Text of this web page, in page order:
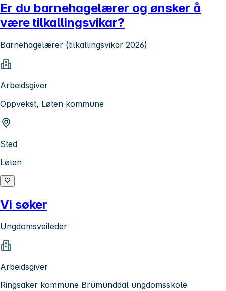
Er du barnehagelærer og ønsker å
være tilkallingsvikar?
Barnehagelærer (tilkallingsvikar 2026)
Arbeidsgiver
Oppvekst, Løten kommune
Sted
Løten
Vi søker
Ungdomsveileder
Arbeidsgiver
Ringsaker kommune Brumunddal ungdomsskole